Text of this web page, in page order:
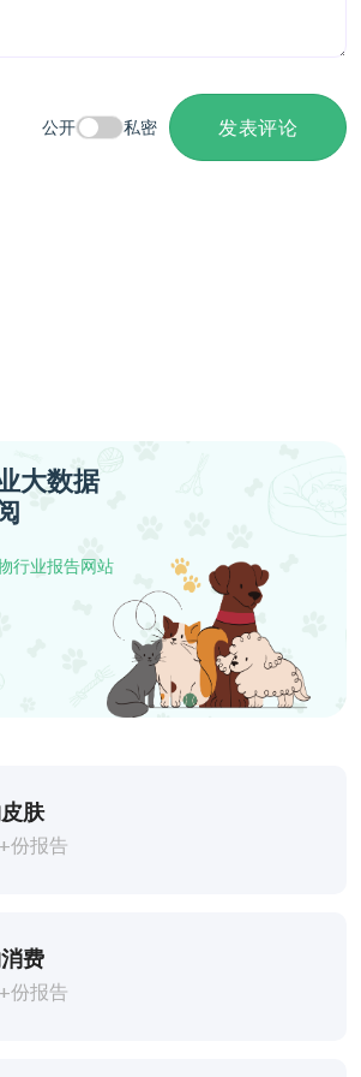
公开 私密 发表评论
大数据
行业报告网站
肤
份报告
费
份报告